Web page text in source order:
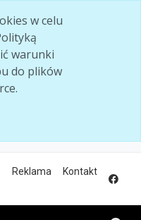
w celu
warunki
do plików
Reklama Kontakt